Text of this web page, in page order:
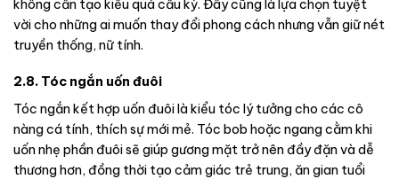
không cần tạo kiểu quá cầu kỳ. Đây cũng là lựa chọn tuyệt
vời cho những ai muốn thay đổi phong cách nhưng vẫn giữ nét
truyền thống, nữ tính.
2.8. Tóc ngắn uốn đuôi
Tóc ngắn kết hợp uốn đuôi là kiểu tóc lý tưởng cho các cô
nàng cá tính, thích sự mới mẻ. Tóc bob hoặc ngang cằm khi
uốn nhẹ phần đuôi sẽ giúp gương mặt trở nên đầy đặn và dễ
thương hơn, đồng thời tạo cảm giác trẻ trung, ăn gian tuổi